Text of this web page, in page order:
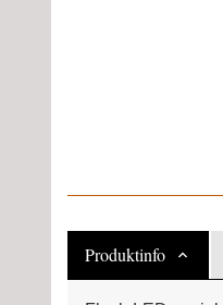
Produktinfo